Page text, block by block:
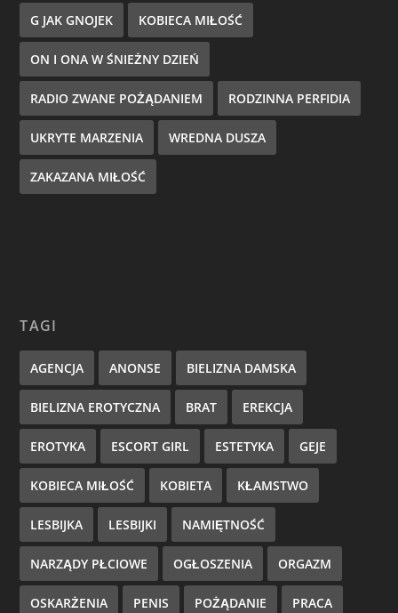
G JAK GNOJEK KOBIECA MIŁOŚĆ
ON I ONA W ŚNIEŻNY DZIEŃ
RADIO ZWANE POŻĄDANIEM RODZINNA PERFIDIA
UKRYTE MARZENIA WREDNA DUSZA
ZAKAZANA MIŁOŚĆ
TAGI
AGENCJA ANONSE BIELIZNA DAMSKA
BIELIZNA EROTYCZNA BRAT EREKCJA
EROTYKA ESCORT GIRL ESTETYKA GEJE
KOBIECA MIŁOŚĆ KOBIETA KŁAMSTWO
LESBIJKA LESBIJKI NAMIĘTNOŚĆ
NARZĄDY PŁCIOWE OGŁOSZENIA ORGAZM
OSKARŻENIA PENIS POŻĄDANIE PRACA